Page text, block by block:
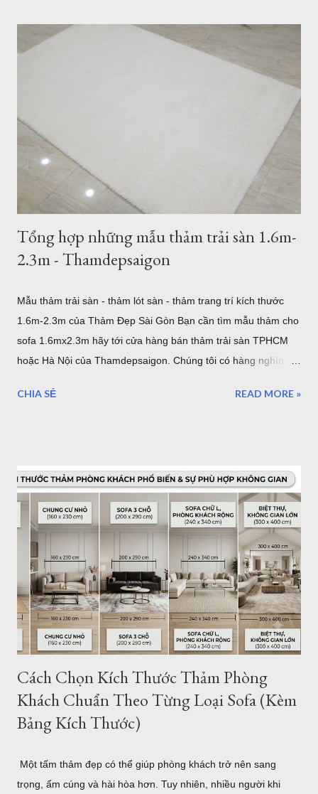
Thảm lót sàn quận 7 - ghé xem 500 mẫu thảm cao cấp đến từ
Thổ Nhĩ Kỳ Với hơn 500 mẫu thảm trải sàn, từ hiện đại đến cổ
điển, tân cổ điển, thảm lót sàn quận 7 sẽ là sự lựa chọn tốt
TPHCM Thảm Sợi Ngắn Quận 7 I0001 Mẫu thảm hiện đại
Thảm Sợi Ngắn I0002 Thảm Lót sàn quận 7 I0003 Thảm trải
sàn quận 7 I0006 Thảm lót sàn bán tại quận 7 I0016 5 mẫu
thảm lông xù bán t...
Tổng hợp những mẫu thảm trải sàn 1.6m-
2.3m - Thamdepsaigon
Mẫu thảm trải sàn - thảm lót sàn - thảm trang trí kích thước
1.6m-2.3m của Thảm Đẹp Sài Gòn Bạn cần tìm mẫu thảm cho
sofa 1.6mx2.3m hãy tới cửa hàng bán thảm trải sàn TPHCM
hoặc Hà Nội của Thamdepsaigon. Chúng tôi có hàng nghìn
phòng khách, phòng ngủ, phòng ăn... mẫu thảm cho sofa
Giao hàng - Thanh toán - Bảo Hành.. Địa chỉ mua thảm trải
sàn ở TPHCM - Hà Nội Giới thiệu thảm trải sàn - thảm trang trí
của Thảm Đẹp. Thảm Đẹp Sài Gòn là đơn vị phân phối thảm
Thổ Nhĩ Kỳ với kho hàng - cửa hàng thảm ở TPHCM và Hà
Nội. Với hơn ngàn mẫu thảm trang trí phòng khách, phòng
ngủ... Kích thước, tiêu chuẩn của Châu Âu. Toàn bộ sản phẩm
được đặt hàng theo yêu cầu của chúng tôi và nhập khẩu trực
tiếp về Việt Nam. Vì vậy bạn có thể tìm thấy cho mình một
mẫu...
CHIA SẺ READ MORE »
Cách Chọn Kích Thước Thảm Phòng
Khách Chuẩn Theo Từng Loại Sofa (Kèm
Bảng Kích Thước)
Một tấm thảm đẹp có thể giúp phòng khách trở nên sang
trọng, ấm cúng và hài hòa hơn. Tuy nhiên, nhiều người khi